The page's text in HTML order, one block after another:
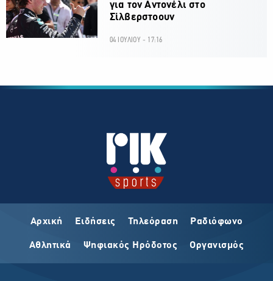
για τον Αντονέλι στο
Σίλβερστοουν
04 ΙΟΥΛΙΟΥ - 17:16
Αρχική Ειδήσεις Τηλεόραση Ραδιόφωνο
Αθλητικά Ψηφιακός Ηρόδοτος Οργανισμός